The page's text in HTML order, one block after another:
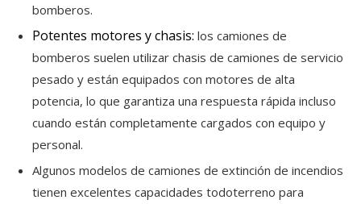
bomberos.
Potentes motores y chasis: los camiones de
bomberos suelen utilizar chasis de camiones de servicio
pesado y están equipados con motores de alta
potencia, lo que garantiza una respuesta rápida incluso
cuando están completamente cargados con equipo y
personal.
Algunos modelos de camiones de extinción de incendios
tienen excelentes capacidades todoterreno para